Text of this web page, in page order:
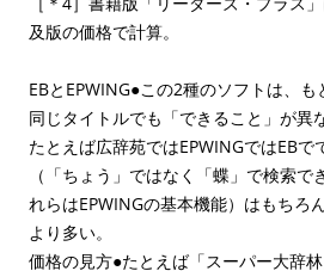
及版の価格で計算。
EBとEPWING●この2種のソフトは、も
同じタイトルでも「できること」が異
たとえば広辞苑ではEPWINGではEBで
（「ちょう」ではなく「蝶」で検索で
れらはEPWINGの基本機能）はもちろ
より多い。
価格の見方●たとえば「スーパー大辞